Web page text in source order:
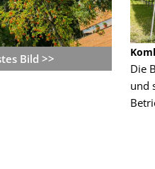
Bild >>
- Tirol - Bilder
Fahrspaß auf dem
Die
und